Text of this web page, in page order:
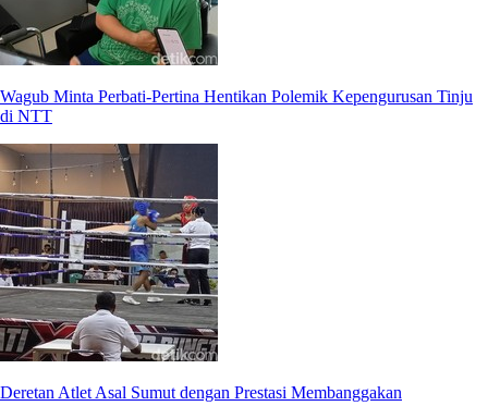
Wagub Minta Perbati-Pertina Hentikan Polemik Kepengurusan Tinju
di NTT
Deretan Atlet Asal Sumut dengan Prestasi Membanggakan